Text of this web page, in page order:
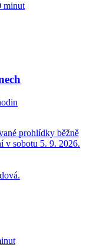
minut
prohlídky běžně
v sobotu 5. 9. 2026.